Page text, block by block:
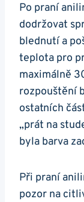
Po praní
dodržovat
blednutí a
teplota pro
maximálně
rozpouštění
ostatních
„prát na
byla barva
Při praní
pozor na